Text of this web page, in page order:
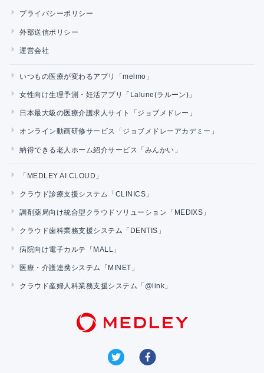
プライバシーポリシー
外部送信ポリシー
運営会社
いつもの医療が変わるアプリ「melmo」
女性向け生理予測・妊活アプリ「Lalune(ラルーン)」
日本最大級の医療介護求人サイト「ジョブメドレー」
オンライン動画研修サービス「ジョブメドレーアカデミー」
納得できる老人ホーム紹介サービス「みんかい」
「MEDLEY AI CLOUD」
クラウド診療支援システム「CLINICS」
調剤薬局向け統合型クラウドソリューション「MEDIXS」
クラウド歯科業務支援システム「DENTIS」
病院向け電子カルテ「MALL」
医療・介護連携システム「MINET」
クラウド産婦人科業務支援システム「@link」